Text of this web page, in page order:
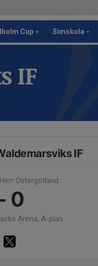
Cup Simskola
IF
IF
Östergötland
0
Arena, A-plan